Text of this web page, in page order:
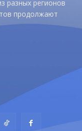
разных регионов
продолжают